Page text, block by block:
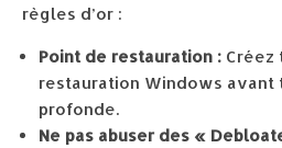
règles d’or :
Point de restauration : Créez
restauration Windows
profonde.
Ne pas abuser des «